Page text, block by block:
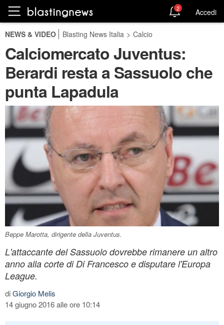
2 Accedi
NEWS & VIDEO Blasting News Italia > Calcio
Calciomercato Juventus:
Berardi resta a Sassuolo che
punta Lapadula
Beppe Marotta, dirigente della Juventus.
L'attaccante del Sassuolo dovrebbe rimanere un altro
anno alla corte di Di Francesco e disputare l'Europa
League.
diGiorgio Melis
14 giugno 2016 alle ore 10:14